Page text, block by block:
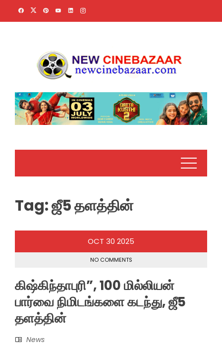
Tag:ஜீ5 தளத்தின்
OCT 30 2025
NO COMMENTS
கிஷ்கிந்தாபுரி”, 100 மில்லியன்
பார்வை நிமிடங்களை கடந்து, ஜீ5
தளத்தின்
News